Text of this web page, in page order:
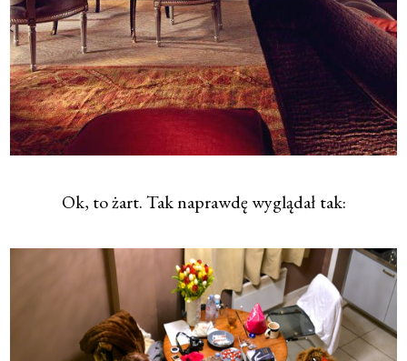
Ok, to żart. Tak naprawdę wyglądał tak: